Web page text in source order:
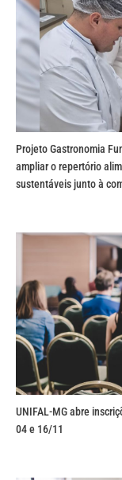
Projeto Gastronomia
ampliar o repertório
sustentáveis junto à
UNIFAL-MG abre
04 e 16/11